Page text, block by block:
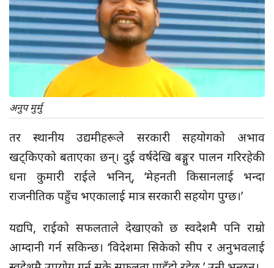
अनुप मुर्मु
तर स्थानीय उद्यमीहरूले सरकारी सहयोगको अभाव
खट्किएको बताएका छन्। दुई वर्षदेखि बङ्गुर पालन गरिरहेकी
धना कुमारी राईले भनिन्, ‘मेहनती किसानलाई भन्दा
राजनीतिक पहुँच भएकालाई मात्र सरकारी सहयोग पुग्छ।’
यद्यपि, राईको सफलताले देखाएको छ स्वदेशमै पनि राम्रो
आम्दानी गर्न सकिन्छ। ‘विदेशमा सिकेको सीप र अनुभवलाई